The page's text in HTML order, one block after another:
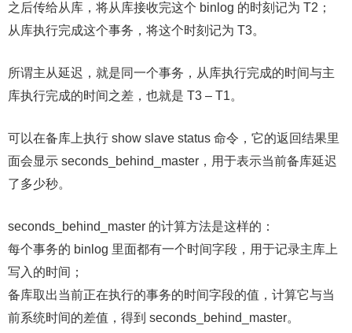
之后传给从库，将从库接收完这个 binlog 的时刻记为 T2；
从库执行完成这个事务，将这个时刻记为 T3。
所谓主从延迟，就是同一个事务，从库执行完成的时间与主
库执行完成的时间之差，也就是 T3 – T1。
可以在备库上执行 show slave status 命令，它的返回结果里
面会显示 seconds_behind_master，用于表示当前备库延迟
了多少秒。
seconds_behind_master 的计算方法是这样的：
每个事务的 binlog 里面都有一个时间字段，用于记录主库上
写入的时间；
备库取出当前正在执行的事务的时间字段的值，计算它与当
前系统时间的差值，得到 seconds_behind_master。